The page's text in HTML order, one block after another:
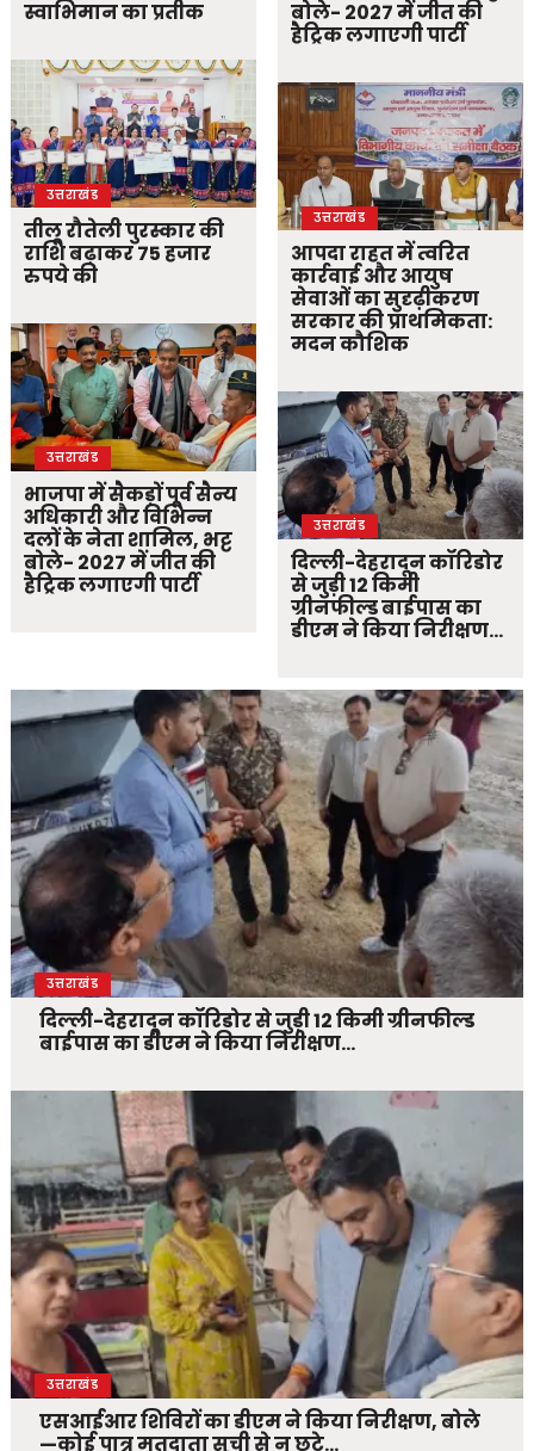
स्वाभिमान का प्रतीक
उत्तराखंड
तीलू रौतेली पुरस्कार की
राशि बढ़ाकर 75 हजार
रुपये की
उत्तराखंड
भाजपा में सैकड़ों पूर्व सैन्य
अधिकारी और विभिन्न
दलों के नेता शामिल, भट्ट
बोले- 2027 में जीत की
हैट्रिक लगाएगी पार्टी
बोले- 2027 में जीत की
हैट्रिक लगाएगी पार्टी
उत्तराखंड
आपदा राहत में त्वरित
कार्रवाई और आयुष
सेवाओं का सुदृढ़ीकरण
सरकार की प्राथमिकता:
मदन कौशिक
उत्तराखंड
दिल्ली-देहरादून कॉरिडोर
से जुड़ी 12 किमी
ग्रीनफील्ड बाईपास का
डीएम ने किया निरीक्षण…
उत्तराखंड
दिल्ली-देहरादून कॉरिडोर से जुड़ी 12 किमी ग्रीनफील्ड
बाईपास का डीएम ने किया निरीक्षण…
उत्तराखंड
एसआईआर शिविरों का डीएम ने किया निरीक्षण, बोले
—कोई पात्र मतदाता सूची से न छूटे…